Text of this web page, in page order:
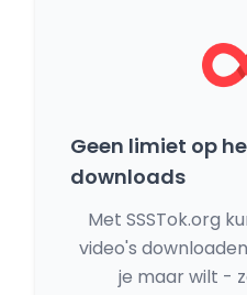
Geen limiet op
downloads
Met SSSTok.org
video's
je maar wilt -